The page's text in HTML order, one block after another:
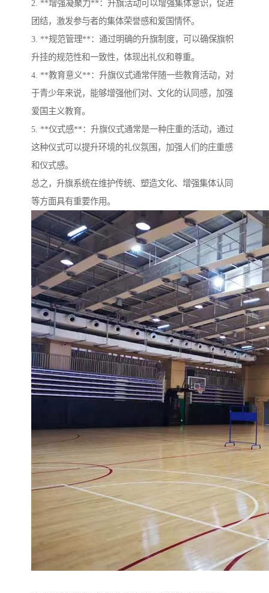
2. **增强凝聚力**：升旗活动可以增强集体意识，促进
团结，激发参与者的集体荣誉感和爱国情怀。
3. **规范管理**：通过明确的升旗制度，可以确保旗帜
升挂的规范性和一致性，体现出礼仪和尊重。
4. **教育意义**：升旗仪式通常伴随一些教育活动，对
于青少年来说，能够增强他们对、文化的认同感，加强
爱国主义教育。
5. **仪式感**：升旗仪式通常是一种庄重的活动，通过
这种仪式可以提升环境的礼仪氛围，加强人们的庄重感
和仪式感。
总之，升旗系统在维护传统、塑造文化、增强集体认同
等方面具有重要作用。